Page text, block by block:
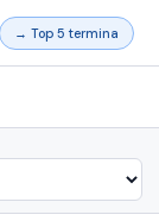
→ Top 5 termina